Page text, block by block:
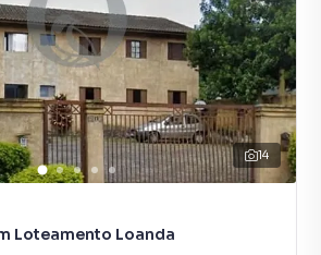
14
Loteamento Loanda